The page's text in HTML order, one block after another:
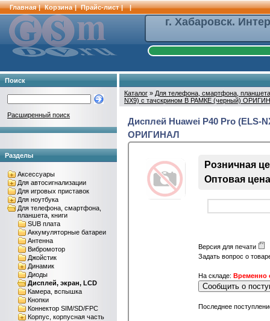
Главная | Корзина | Прайс-лист | |
г. Хабаровск.
Поиск
Расширенный поиск
Разделы
Аксессуары
Для автосигнализации
Для игровых приставок
Для ноутбука
Для телефона, смартфона,
планшета, книги
SUB плата
Аккумуляторные батареи
Антенна
Вибромотор
Джойстик
Динамик
Диоды
Дисплей, экран, LCD
Камера, вспышка
Кнопки
Коннектор SIM/SD/FPC
Корпус, корпусная часть
Каталог » Для телефона, смартфона,
NX9) с тачскрином В РАМКЕ (черный)
Дисплей Huawei P40 Pro (ELS-
ОРИГИНАЛ
Розничная
Оптовая
Версия для печати
Задать вопрос о
На складе: Временно
Сообщить о
Последнее